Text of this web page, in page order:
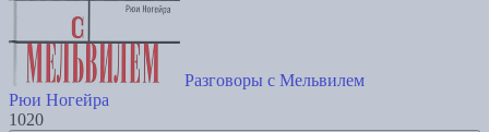
Разговоры с Мельвилем
Рюи Ногейра
1020